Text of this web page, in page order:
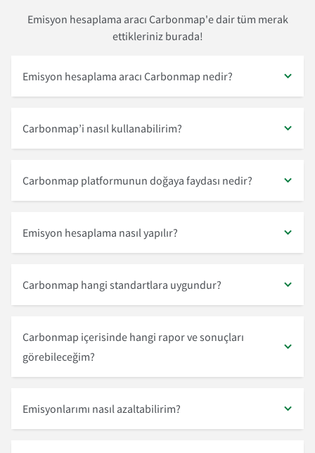
Emisyon hesaplama aracı Carbonmap'e dair tüm merak
ettikleriniz burada!
Emisyon hesaplama aracı Carbonmap nedir?
Carbonmap’i nasıl kullanabilirim?
Carbonmap platformunun doğaya faydası nedir?
Emisyon hesaplama nasıl yapılır?
Carbonmap hangi standartlara uygundur?
Carbonmap içerisinde hangi rapor ve sonuçları
görebileceğim?
Emisyonlarımı nasıl azaltabilirim?